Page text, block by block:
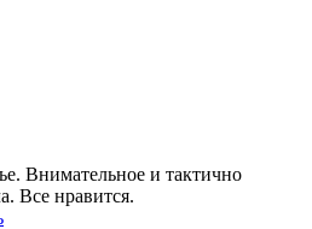
Внимательное и тактично
Все нравится.